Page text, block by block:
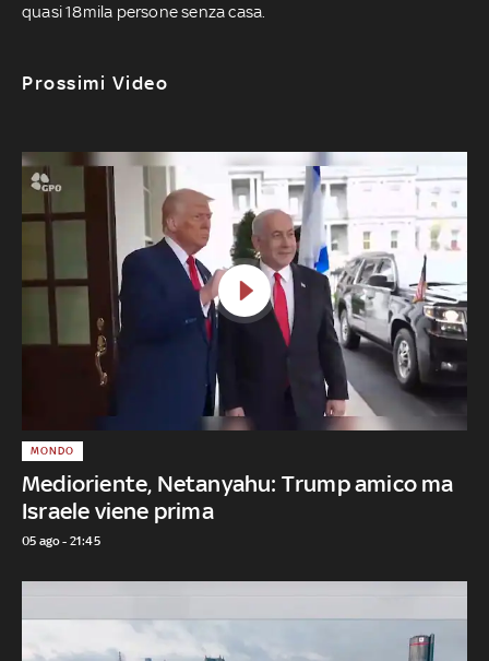
quasi 18mila persone senza casa.
Prossimi Video
Medioriente, Netanyahu: Trump amico ma
Israele viene prima
MONDO
05 ago - 21:45